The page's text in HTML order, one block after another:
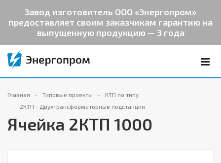
Завод изготовитель ООО «Энергопром»
предоставляет своим заказчикам гарантию на
выпущенную продукцию — 3 года
Главная Типовые проекты
КТП по типу
2КТП - Двухтрансформаторные подстанции
Ячейка 2КТП 1000